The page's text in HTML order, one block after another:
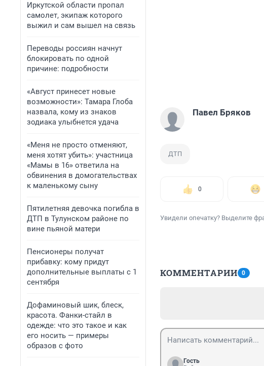
Иркутской области пропал
самолет, экипаж которого
выжил и сам вышел на связь
Переводы россиян начнут
блокировать по одной
причине: подробности
«Август принесет новые
возможности»: Тамара Глоба
назвала, кому из знаков
зодиака улыбнется удача
«Меня не просто отменяют,
меня хотят убить»: участница
«Мамы в 16» ответила на
обвинения в домогательствах
к маленькому сыну
Пятилетняя девочка погибла в
ДТП в Тулунском районе по
вине пьяной матери
Пенсионеры получат
прибавку: кому придут
дополнительные выплаты с 1
сентября
Дофаминовый шик, блеск,
красота. Фанки-стайл в
одежде: что это такое и как
его носить — примеры
образов с фото
Павел Бряков
ДТП
0
Увидели опечатку? Выделите
КОММЕНТАРИИ 0
Гость